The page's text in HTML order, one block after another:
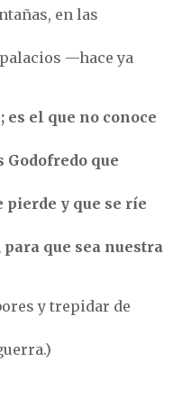
en las
—hace ya
es el que no conoce
Godofredo que
pierde y que se ríe
que sea nuestra
y trepidar de